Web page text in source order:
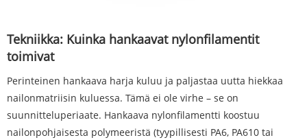
Tekniikka: Kuinka hankaavat nylonfilamentit
toimivat
Perinteinen hankaava harja kuluu ja paljastaa uutta hiekkaa
nailonmatriisin kuluessa. Tämä ei ole virhe – se on
suunnitteluperiaate. Hankaava nylonfilamentti koostuu
nailonpohjaisesta polymeeristä (tyypillisesti PA6, PA610 tai